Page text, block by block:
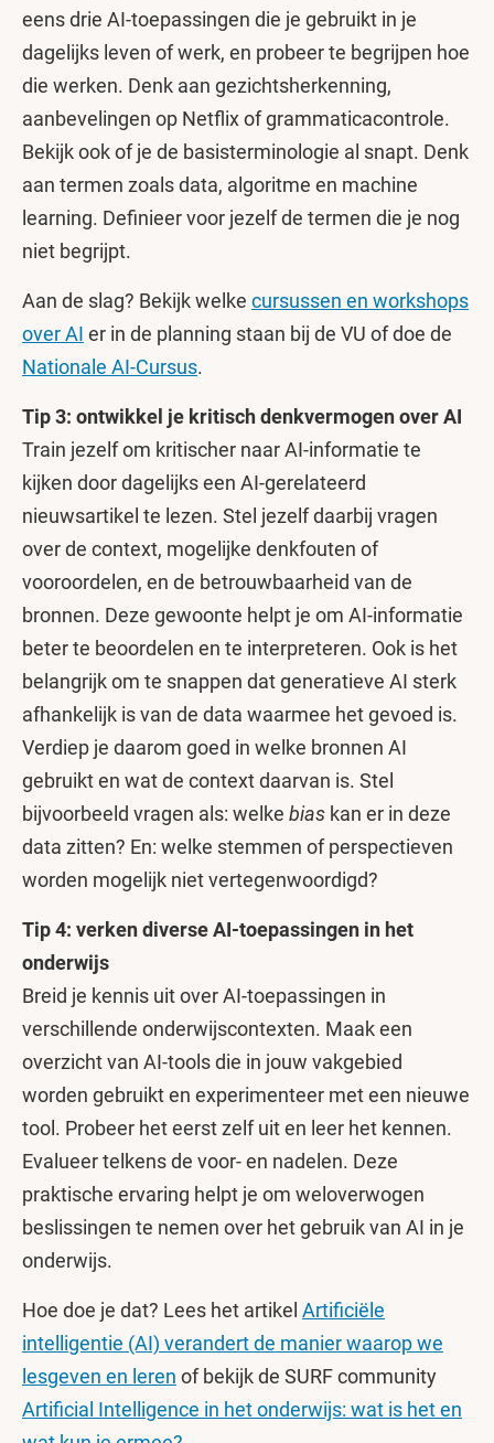
eens drie AI-toepassingen die je gebruikt in je
dagelijks leven of werk, en probeer te begrijpen hoe
die werken. Denk aan gezichtsherkenning,
aanbevelingen op Netflix of grammaticacontrole.
Bekijk ook of je de basisterminologie al snapt. Denk
aan termen zoals data, algoritme en machine
learning. Definieer voor jezelf de termen die je nog
niet begrijpt.
Aan de slag? Bekijk welke cursussen en workshops
over AI er in de planning staan bij de VU of doe de
Nationale AI-Cursus.
Tip 3: ontwikkel je kritisch denkvermogen over AI
Train jezelf om kritischer naar AI-informatie te
kijken door dagelijks een AI-gerelateerd
nieuwsartikel te lezen. Stel jezelf daarbij vragen
over de context, mogelijke denkfouten of
vooroordelen, en de betrouwbaarheid van de
bronnen. Deze gewoonte helpt je om AI-informatie
beter te beoordelen en te interpreteren. Ook is het
belangrijk om te snappen dat generatieve AI sterk
afhankelijk is van de data waarmee het gevoed is.
Verdiep je daarom goed in welke bronnen AI
gebruikt en wat de context daarvan is. Stel
bijvoorbeeld vragen als: welke bias kan er in deze
data zitten? En: welke stemmen of perspectieven
worden mogelijk niet vertegenwoordigd?
Tip 4: verken diverse AI-toepassingen in het
onderwijs
Breid je kennis uit over AI-toepassingen in
verschillende onderwijscontexten. Maak een
overzicht van AI-tools die in jouw vakgebied
worden gebruikt en experimenteer met een nieuwe
tool. Probeer het eerst zelf uit en leer het kennen.
Evalueer telkens de voor- en nadelen. Deze
praktische ervaring helpt je om weloverwogen
beslissingen te nemen over het gebruik van AI in je
onderwijs.
Hoe doe je dat? Lees het artikel Artificiële
intelligentie (AI) verandert de manier waarop we
lesgeven en leren of bekijk de SURF community
Artificial Intelligence in het onderwijs: wat is het en